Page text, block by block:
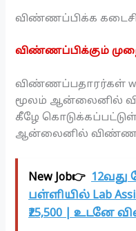
விண்ணப்பிக்க கடைசி
விண்ணப்பிக்கும்
விண்ணப்பதாரர்கள்
மூலம் ஆன்லைனில்
கீழே
ஆன்லைனில்
New Job👉 12வது
பள்ளியில் Lab
₹25,500 | உடனே